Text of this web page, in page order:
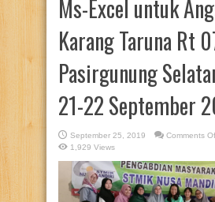
Ms-Excel untuk
Karang Taruna Rt
Pasirgunung
21-22 September
September 25, 2019 Comments
1,929 Views